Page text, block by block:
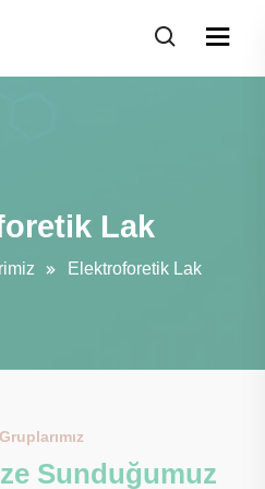
Lak
Elektroforetik Lak
Sunduğumuz